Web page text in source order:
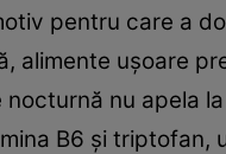
pentru care a
alimente ușoare
nu apela
B6 și triptofan,